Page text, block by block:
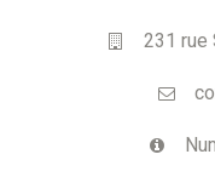
231 rue